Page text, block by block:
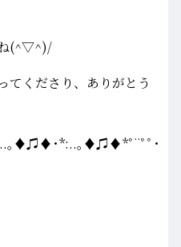
ね(^▽^)/
てくださり、ありがとう
♦♫♦･*:..｡♦♫♦*ﾟ¨ﾟﾟ･